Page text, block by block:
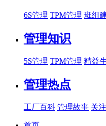
6S管理 TPM管理 班组
管理知识
5S管理 TPM管理 精益
管理热点
工厂百科 管理故事 关